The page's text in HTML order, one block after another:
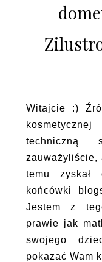
Witajcie :)
techniczną
temu zyskał
końcówki
Jestem z
prawie jak
swojego
pokazać Wam